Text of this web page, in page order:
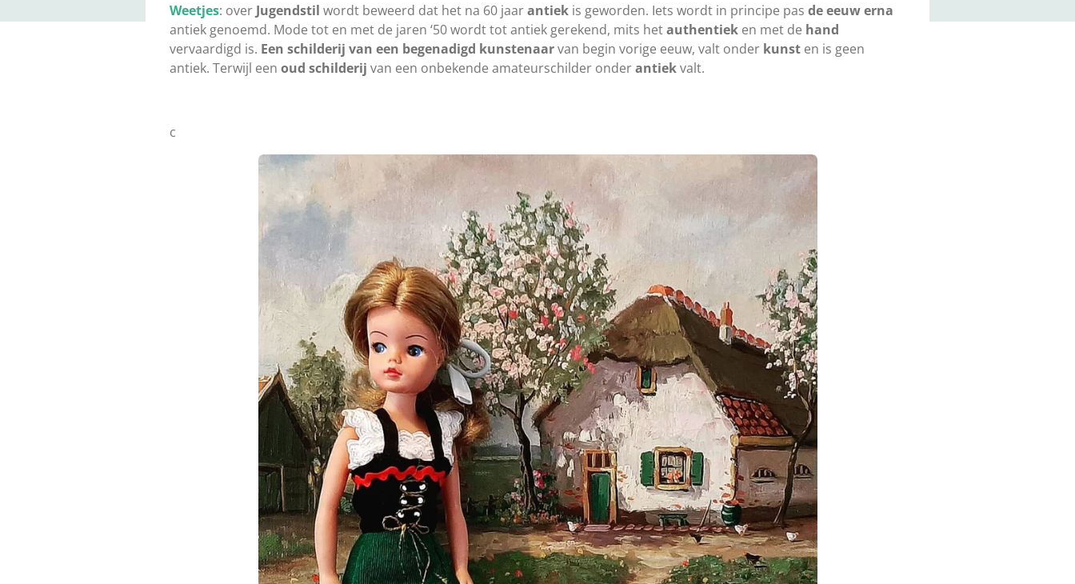
Weetjes: over Jugendstil wordt beweerd dat het na 60 jaarantiek is geworden. Iets wordt in principe pas de eeuw erna
antiek genoemd. Mode tot en met de jaren ‘50 wordt tot antiek gerekend, mits hetauthentiek en met de hand
vervaardigd is. Een schilderij van een begenadigd kunstenaarvan begin vorige eeuw, valt onder kunst en is geen
antiek. Terwijl een oud schilderij van een onbekende amateurschilder onderantiekvalt.
c